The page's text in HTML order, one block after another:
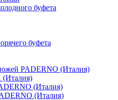
буфета
буфета
PADERNO (Италия)
(Италия)
(Италия)